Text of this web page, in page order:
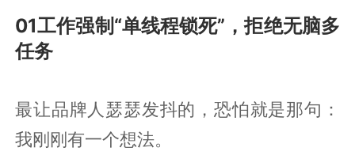
01工作强制“单线程锁死”，拒绝无脑多
任务
最让品牌人瑟瑟发抖的，恐怕就是那句：
我刚刚有一个想法。